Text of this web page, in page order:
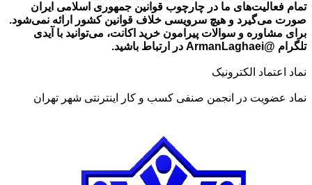
تمام فعالیت‌های ما در چارچوب قوانین جمهوری اسلامی ایران
صورت می‌گیرد و هیچ سرویسی خلاف قوانین کشور ارائه نمی‌شود.
برای مشاوره و سوالات پیرامون خرید اکانت، می‌توانید با آیدی
تلگرام @ArmanLaghaei در ارتباط باشید.
نماد اعتماد الکترونیک
نماد عضویت در انجمن صنفی کسب و کار اینترنتی شهر تهران